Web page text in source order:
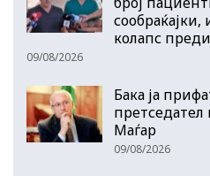
колапс
09/08/2026
Бака ја
претседател
Маѓар
09/08/2026